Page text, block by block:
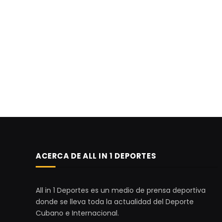
ACERCA DE ALL IN 1 DEPORTES
All in 1 Deportes es un medio de prensa deportiva
donde se lleva toda la actualidad del Deporte
Cubano e Internacional.